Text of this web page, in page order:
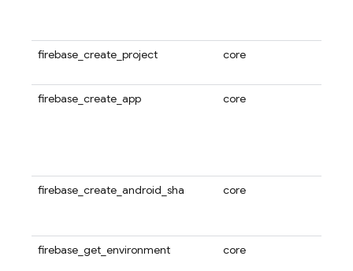
firebase_create_project
core
firebase_create_app
core
firebase_create_android_sha
core
firebase_get_environment
core